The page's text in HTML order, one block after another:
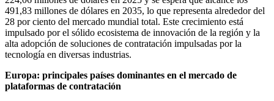
491,83 millones de dólares en 2035, lo que representa alrededor del
28 por ciento del mercado mundial total. Este crecimiento está
impulsado por el sólido ecosistema de innovación de la región y la
alta adopción de soluciones de contratación impulsadas por la
tecnología en diversas industrias.
Europa: principales países dominantes en el mercado de
plataformas de contratación